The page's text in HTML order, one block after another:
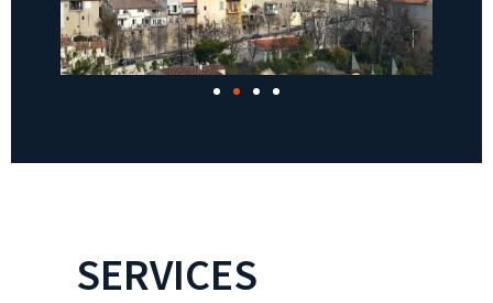
SERVICES